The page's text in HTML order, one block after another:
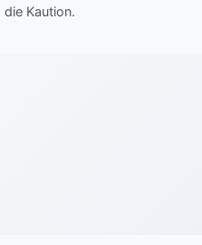
Kaution.